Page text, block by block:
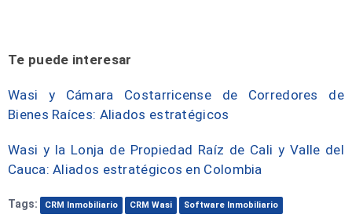
Te puede interesar
Wasi y Cámara Costarricense de Corredores de
Bienes Raíces: Aliados estratégicos
Wasi y la Lonja de Propiedad Raíz de Cali y Valle del
Cauca: Aliados estratégicos en Colombia
Tags: CRM Inmobiliario CRM Wasi Software Inmobiliario